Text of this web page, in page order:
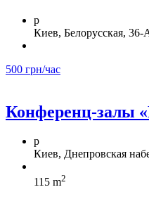
p
Киев, Белорусская, 36-
500 грн/час
Конференц-залы
p
Киев, Днепровская
115 m2